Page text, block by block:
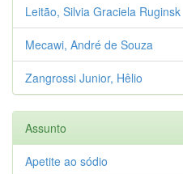
Leitão, Silvia Graciela Ruginsk
Mecawi, André de Souza
Zangrossi Junior, Hêlio
Assunto
Apetite ao sódio